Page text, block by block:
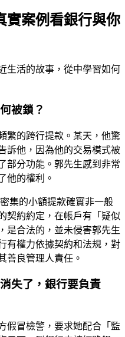
實案例看銀行與你
生活的故事，從中學習如何
被鎖？
繁的跨行提款。某天，他驚
訴他，因為他的交易模式被
部分功能。郭先生感到非常
他的權利。
集的小額提款確實非一般
契約約定，在帳戶有「疑似
是合法的，並未侵害郭先生
有權力依據契約和法規，對
善良管理人責任。
失了，銀行要負責
假冒檢警，要求她配合「監